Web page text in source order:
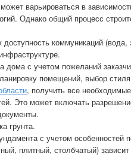
варьироваться в
Однако общий процесс
коммуникаций (вода,
дома с учетом пожеланий
помещений, выбор
, получить все
Это может включать
грунта.
с учетом особенностей
плитный, столбчатый) зависит